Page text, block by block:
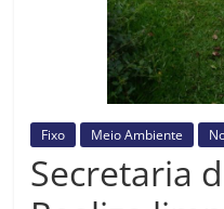
Fixo Meio Ambiente
Secretaria